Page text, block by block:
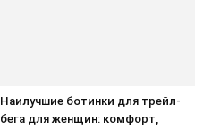
Наилучшие ботинки для трейл-
бега для женщин: комфорт,